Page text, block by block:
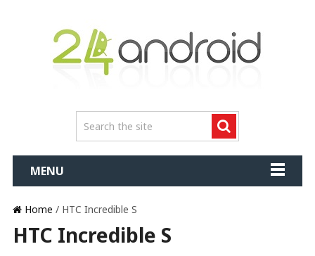
MENU
Home / HTC Incredible S
HTC Incredible S